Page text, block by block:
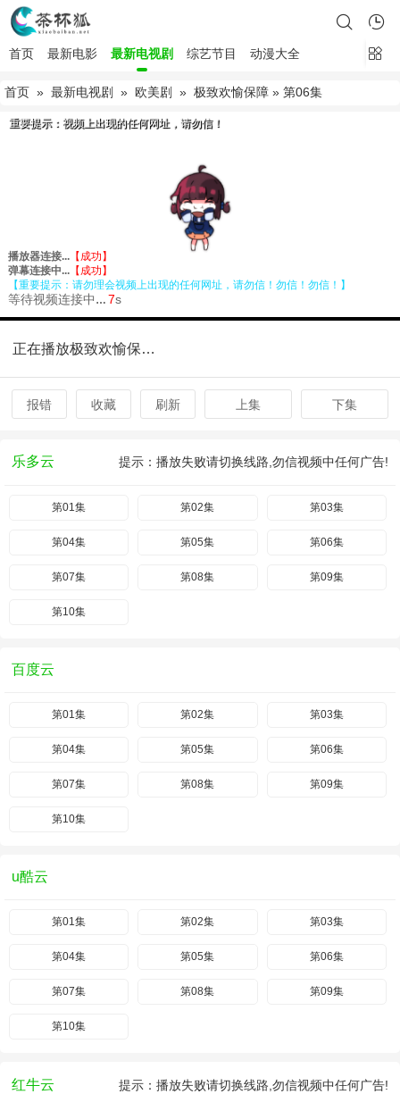
首页 最新电影 最新电视剧 综艺节目 动漫大全
首页 » 最新电视剧 » 欧美剧 » 极致欢愉保障 » 第06集
正在播放极致欢愉保障第06集
报错 收藏 刷新 上集 下集
乐多云 提示：播放失败请切换线路,勿信视频中任何广告!
第01集 第02集 第03集
第04集 第05集 第06集
第07集 第08集 第09集
第10集
百度云
第01集 第02集 第03集
第04集 第05集 第06集
第07集 第08集 第09集
第10集
u酷云
第01集 第02集 第03集
第04集 第05集 第06集
第07集 第08集 第09集
第10集
红牛云 提示：播放失败请切换线路,勿信视频中任何广告!